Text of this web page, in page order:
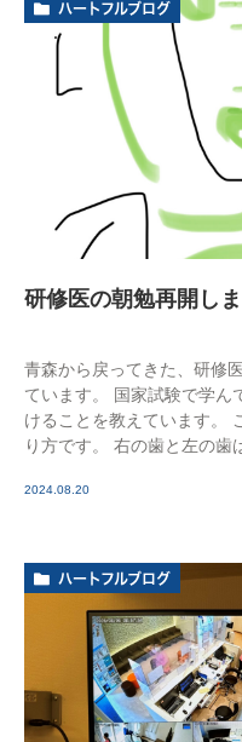
ハートフルブログ
研修医の朝勉再開し
青森から戻ってきた、研修
ています。 国家試験で学ん
けることを教えています。
り方です。 右の歯と左の
2024.08.20
ハートフルブログ